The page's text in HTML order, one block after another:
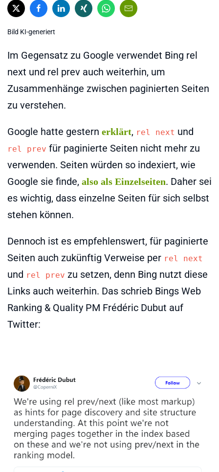
Bild KI-generiert
Im Gegensatz zu Google verwendet Bing rel
next und rel prev auch weiterhin, um
Zusammenhänge zwischen paginierten Seiten
zu verstehen.
Google hatte gestern erklärt, rel next und
rel prev für paginierte Seiten nicht mehr zu
verwenden. Seiten würden so indexiert, wie
Google sie finde, also als Einzelseiten. Daher sei
es wichtig, dass einzelne Seiten für sich selbst
stehen können.
Dennoch ist es empfehlenswert, für paginierte
Seiten auch zukünftig Verweise per rel next
und rel prev zu setzen, denn Bing nutzt diese
Links auch weiterhin. Das schrieb Bings Web
Ranking & Quality PM Frédéric Dubut auf
Twitter: